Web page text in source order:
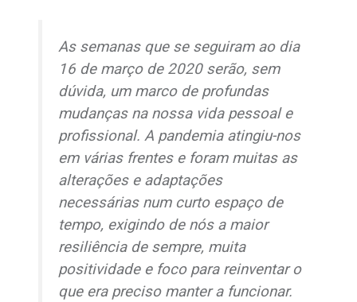
As semanas que se seguiram ao dia
16 de março de 2020 serão, sem
dúvida, um marco de profundas
mudanças na nossa vida pessoal e
profissional. A pandemia atingiu-nos
em várias frentes e foram muitas as
alterações e adaptações
necessárias num curto espaço de
tempo, exigindo de nós a maior
resiliência de sempre, muita
positividade e foco para reinventar o
que era preciso manter a funcionar.